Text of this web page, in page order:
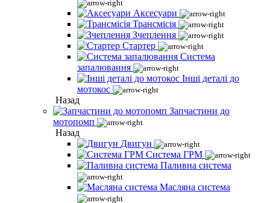
Аксесуари
Трансмісія
Зчеплення
Стартер
Система
запалювання
Інші деталі до
мотокос
Назад
Запчастини до
мотопомп
Назад
Двигун
Система ГРМ
Паливна система
Масляна система